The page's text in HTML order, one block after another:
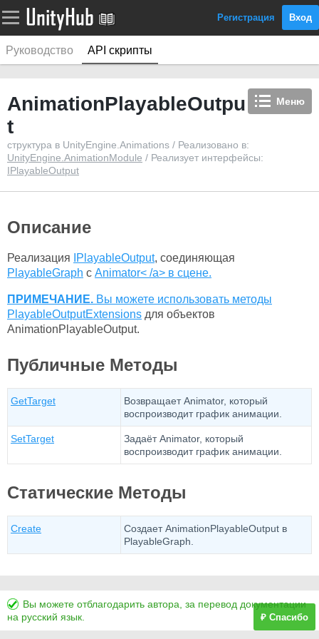
Регистрация Вход
Руководство API скрипты
Меню
AnimationPlayableOutpu
t
структура в UnityEngine.Animations / Реализовано в:
UnityEngine.AnimationModule / Реализует интерфейсы:
IPlayableOutput
Описание
Реализация IPlayableOutput, соединяющая
PlayableGraph с Animator< /a> в сцене.
ПРИМЕЧАНИЕ. Вы можете использовать методы
PlayableOutputExtensions для объектов
AnimationPlayableOutput.
Публичные Методы
GetTarget
Возвращает Animator, который
воспроизводит график анимации.
SetTarget
Задаёт Animator, который
воспроизводит график анимации.
Статические Методы
Create
Создает AnimationPlayableOutput в
PlayableGraph.
Вы можете отблагодарить автора, за перевод документации
на русский язык.
₽ Спасибо